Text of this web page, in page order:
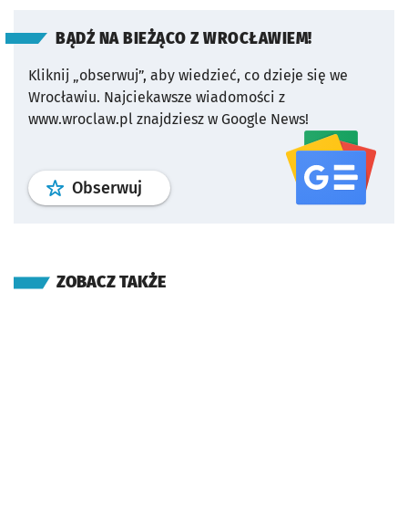
BĄDŹ NA BIEŻĄCO Z WROCŁAWIEM!
Kliknij „obserwuj”, aby wiedzieć, co dzieje się we
Wrocławiu. Najciekawsze wiadomości z
www.wroclaw.pl znajdziesz w Google News!
Obserwuj profil serwisu
ZOBACZ TAKŻE